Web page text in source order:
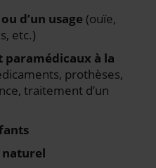
d’un usage (ouïe,
etc.)
paramédicaux à la
prothèses,
traitement d’un
naturel